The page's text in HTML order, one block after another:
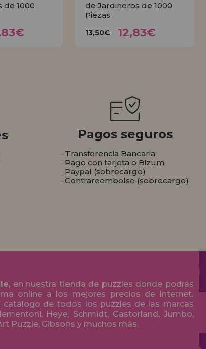
de 1000
de Jardineros de 1000
Piezas
13,50€ 12,83€
Pagos seguros
· Transferencia Bancaria
· Pago con tarjeta o Bizum
· Paypal (sobrecargo)
· Contrareembolso (sobrecargo)
, en nuestra tienda de puzzles donde podrás
online a los mejores precios de Internet.
catálogo de todos los puzzles de las marcas
Heye, Schmidt, Castorland, Jumbo,
Puzzle, Gibsons y muchos más.